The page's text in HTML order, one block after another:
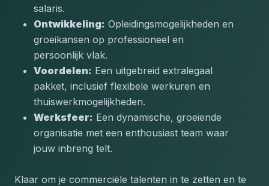
salaris.
Ontwikkeling: Opleidingsmogelijkheden en
groeikansen op professioneel en
persoonlijk vlak.
Voordelen: Een uitgebreid extralegaal
pakket, inclusief flexibele werkuren en
thuiswerkmogelijkheden.
Werksfeer: Een dynamische, groeiende
organisatie met een enthousiast team waar
jouw inbreng telt.
Klaar om je commerciële talenten in te zetten en te